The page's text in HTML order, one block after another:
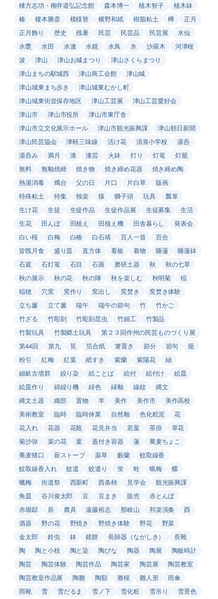
棟方志功・柳井道弘記念館 森本博一 植木智子
植木鉢
椿
榎本勝彦 模様替 横野和紙 樹脂粘土 樽
正月
正月飾り
歴史 残暑 民芸 民芸品 民芸展
水仙
水甕
水田 水連 水鏡 水鳥 氷 沙羅木
河津桜
波
津山 津山お城まつり
津山さくらまつり
津山まちの駅城西
津山商工会館
津山城
津山城東まち歩き
津山城東むかし町
津山城東街並保存地区
津山工芸展
津山工芸愛好会
津山市
津山市役所
津山市東庁舎
津山市立文化展示ホール
津山市観光振興課
津山朝日新聞
津山民芸協会
津軽三味線 活け花 清泉小学校
湯呑
湯呑み
満月 漆 漆芸 火鉢 灯り 灯篭
灯籠
無料
無釉焼締 焼き物 焼き締め花器
焼き締め陶
熱湯消毒
燭台 父の日 片口 片白草
版画
特殊粘土
特集 独楽 猿 獅子頭 玩具
瓢箪
生け花
生徒 生徒作品 生徒作品展 生徒募集
生活
生花
田んぼ 田植え 田植え機 田舎暮らし
発表会
白い桜
白梅 白椿 白石靖 百人一首
百合
皆既月食
盛り皿 直方体 看板 着物 睡蓮
睡蓮鉢
石庭
石灯篭 石目 石蕗 磨研土器 秋
秋の七草
秋の展示
秋の花 秋の陣 秋を楽しむ 秋明菊
稲
稲穂
穴窯 窯作り 窯出し 窯焚き
窯焚き体験
立ち簾
立て簾 端午 端午の節句 竹
竹かご
竹ざる
竹彫刻 竹彫刻昆虫 竹細工
竹製品
竹製玩具
竹製郷土玩具
第２３回作州の民芸ものづくり展
第44回
第九 筧 箔合紙 箸置き 節分 節句
籠
粉引
紅梅 紅葉 紙すき 紫蘭 紫陽花
紬
細畝古墳群
絞り染 絵ことば 絵付 絵付け
絵皿
絵皿作り
綿繰り機 緋色 緑釉 線紋
縄文
縄文土器
織部 置物 羊 美作 美作市
美作高校
美術教室
臨時 臨時休業 自然釉 色化粧泥
花
花入れ
花器 花瓶 花見弁当 若葉 茶掛
草花
菊沙弥
菜の花 葉 蓋付き容器 蓮
蕎麦ちょこ
蕎麦猪口
薪ストーブ 薬草 藪蘭
蚊取線香
蚊取線香入れ
蚊遣 蚊遣り 蛍 蛙 蝋梅
蝶
蠟梅
街道祭 西新町 西条柿 見学会
観光振興課
角皿
谷川俊太郎 豆 豆まき 販売
赤とんぼ
赤堀邸
辰 農具 遠藤裕志 那岐山 邦楽演奏
酉
酒器
野の花 野焼き 野焼き体験 野花
野菜
金太郎
鈴虫 鉢 鏡餅 長師器（ながしき）
長靴
陶
陶と小枝 陶と染 陶びな 陶器 陶展
陶板時計
陶芸
陶芸体験 陶芸作品 陶芸家 陶芸展
陶芸教室
陶芸教室作品展
陶雛 陶額 雅桜 雛人形
雨傘
雨靴
雪 雪だるま 雪ノ下 雪化粧 雪吊り
雪景色